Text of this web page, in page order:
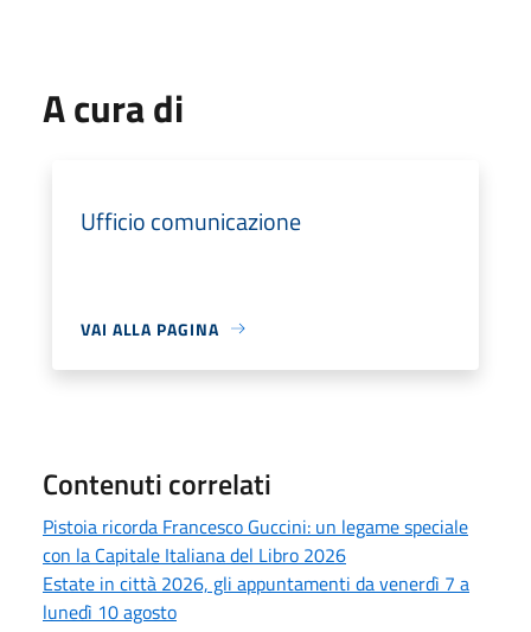
A cura di
Ufficio comunicazione
VAI ALLA PAGINA
Contenuti correlati
Pistoia ricorda Francesco Guccini: un legame speciale
con la Capitale Italiana del Libro 2026
Estate in città 2026, gli appuntamenti da venerdì 7 a
lunedì 10 agosto